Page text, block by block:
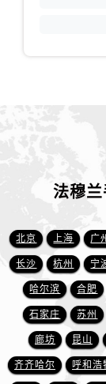
法穆
北京 上海 广
长沙 杭州 宁
哈尔滨 合肥
石家庄 苏州
廊坊 昆山
齐齐哈尔 呼和浩